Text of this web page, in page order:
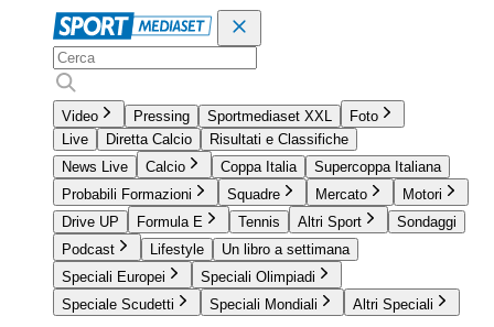
Video Pressing Sportmediaset XXL
Foto
Live
Diretta Calcio
Risultati e Classifiche
News Live
Calcio Coppa Italia
Supercoppa Italiana
Probabili Formazioni
Squadre Mercato
Motori
Drive UP
Formula E Tennis Altri Sport
Sondaggi
Podcast
Lifestyle
Un libro a settimana
Speciali Europei
Speciali Olimpiadi
Speciale Scudetti
Speciali Mondiali Altri Speciali